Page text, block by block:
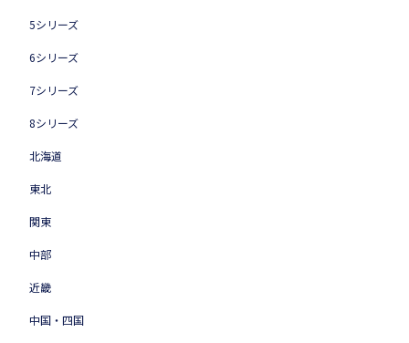
5シリーズ
6シリーズ
7シリーズ
8シリーズ
北海道
東北
関東
中部
近畿
中国・四国